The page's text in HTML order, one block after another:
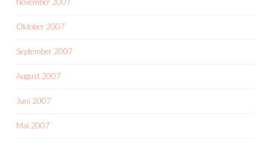
Oktober 2007
September 2007
August 2007
Juni 2007
Mai 2007